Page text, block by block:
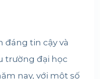
đáng tin cậy và
trường đại học
nay, với một số